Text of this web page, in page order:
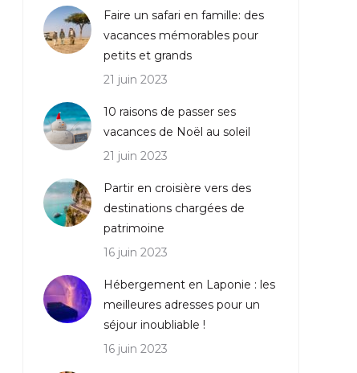
Faire un safari en famille: des
vacances mémorables pour
petits et grands
21 juin 2023
10 raisons de passer ses
vacances de Noël au soleil
21 juin 2023
Partir en croisière vers des
destinations chargées de
patrimoine
16 juin 2023
Hébergement en Laponie : les
meilleures adresses pour un
séjour inoubliable !
16 juin 2023